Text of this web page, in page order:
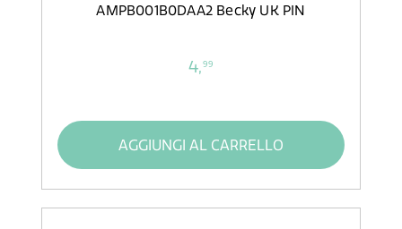
AMPB001B0DAA2 Becky UK PIN
4,99
AGGIUNGI AL CARRELLO